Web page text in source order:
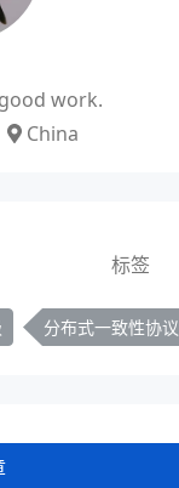
work.
China
标签
分布式一致性协议